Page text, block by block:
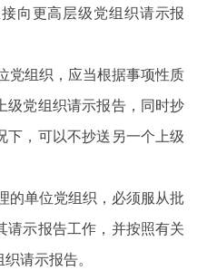
向更高层级党组织请示报
党组织，应当根据事项性质
级党组织请示报告，同时抄
下，可以不抄送另一个上级
的单位党组织，必须服从批
请示报告工作，并按照有关
请示报告。